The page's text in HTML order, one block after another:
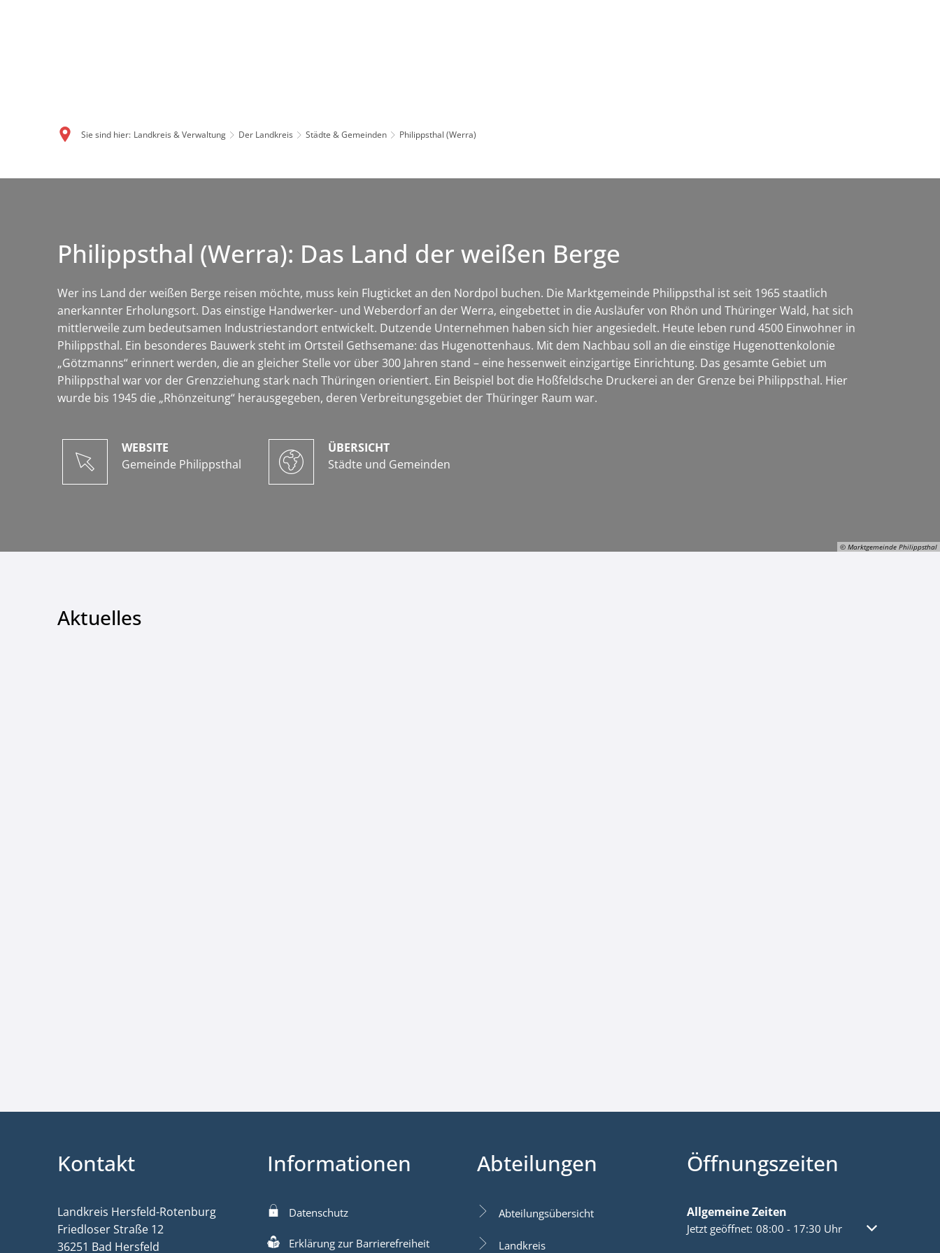
Sie sind hier: Landkreis & Verwaltung Der Landkreis Städte & Gemeinden Philippsthal (Werra)
© Marktgemeinde Philippsthal
Philippsthal (Werra): Das Land der weißen Berge
Wer ins Land der weißen Berge reisen möchte, muss kein Flugticket an den Nordpol buchen. Die Marktgemeinde Philippsthal ist seit 1965 staatlich
anerkannter Erholungsort. Das einstige Handwerker- und Weberdorf an der Werra, eingebettet in die Ausläufer von Rhön und Thüringer Wald, hat sich
mittlerweile zum bedeutsamen Industriestandort entwickelt. Dutzende Unternehmen haben sich hier angesiedelt. Heute leben rund 4500 Einwohner in
Philippsthal. Ein besonderes Bauwerk steht im Ortsteil Gethsemane: das Hugenottenhaus. Mit dem Nachbau soll an die einstige Hugenottenkolonie
„Götzmanns“ erinnert werden, die an gleicher Stelle vor über 300 Jahren stand – eine hessenweit einzigartige Einrichtung. Das gesamte Gebiet um
Philippsthal war vor der Grenzziehung stark nach Thüringen orientiert. Ein Beispiel bot die Hoßfeldsche Druckerei an der Grenze bei Philippsthal. Hier
wurde bis 1945 die „Rhönzeitung“ herausgegeben, deren Verbreitungsgebiet der Thüringer Raum war.
WEBSITE
Gemeinde Philippsthal
ÜBERSICHT
Städte und Gemeinden
Aktuelles
Kontakt
Landkreis Hersfeld-Rotenburg
Friedloser Straße 12
36251 Bad Hersfeld
Informationen
Datenschutz
Erklärung zur Barrierefreiheit
Abteilungen
Abteilungsübersicht
Landkreis
Öffnungszeiten
Allgemeine Zeiten
Klicken, um weitere Öffnungs- oder Schließzeiten
Jetzt geöffnet: 08:00 - 17:30 Uhr Von 08:00 bis